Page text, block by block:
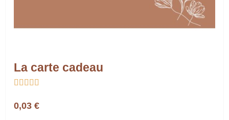
La carte cadeau
    
0,03 €